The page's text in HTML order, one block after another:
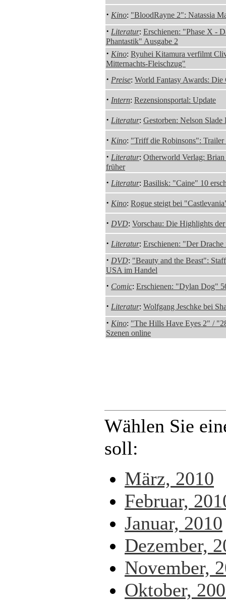
· Kino: "BloodRayne 2": Natassia
· Literatur: Erschienen: "Phase X -
Phantastik" Ausgabe 2
· Kino: Ryuhei Kitamura verfilmt
Mitternachts-Fleischzug"
· Preise: World Fantasy Awards: Die
· Intern: Rezensionsportal: Update
· Literatur: Gestorben: Nelson
· Kino: "Triff die Robinsons": Trailer
· Literatur: Otherworld Verlag:
früher
· Literatur: Basilisk: "Caine" 10
· Kino: Rogue steigt bei
· DVD: Vorschau: Die Highlights
· Literatur: Erschienen: "Der Drache
· DVD: "Beauty and the Beast":
USA im Handel
· Comic: Erschienen: "Dylan Dog"
· Literatur: Wolfgang Jeschke bei
· Kino: "The Hills Have Eyes 2" /
Szenen online
Wählen Sie
soll:
März, 2010
Februar,
Januar, 2010
Dezember,
November,
Oktober,